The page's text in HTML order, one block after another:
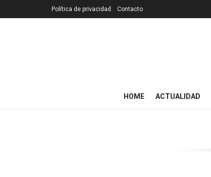
Política de privacidad Contacto
HOME ACTUALIDAD